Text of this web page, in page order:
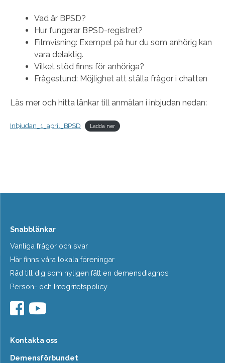
Vad är BPSD?
Hur fungerar BPSD-registret?
Filmvisning: Exempel på hur du som anhörig kan
vara delaktig.
Vilket stöd finns för anhöriga?
Frågestund: Möjlighet att ställa frågor i chatten
Läs mer och hitta länkar till anmälan i inbjudan nedan:
Inbjudan_1_april_BPSD Ladda ner
Snabblänkar
Vanliga frågor och svar
Här finns våra lokala föreningar
Råd till dig som nyligen fått en demensdiagnos
Person- och Integritetspolicy
Kontakta oss
Demensförbundet